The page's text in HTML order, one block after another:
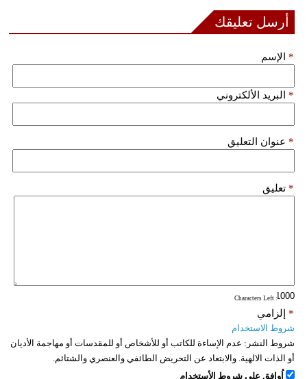
إعلام
تعليم
علوم
بيئة
أرسل تعليقك
الإسم *
البريد الألكتروني *
عنوان التعليق *
تعليق *
: Characters Left
إلزامي *
شروط الاستخدام
شروط النشر: عدم الإساءة للكاتب أو للأشخاص أو للمقدسات أو مهاجمة الأديان
أو الذات الالهية. والابتعاد عن التحريض الطائفي والعنصري والشتائم.
اُوافق على شروط الأستخدام